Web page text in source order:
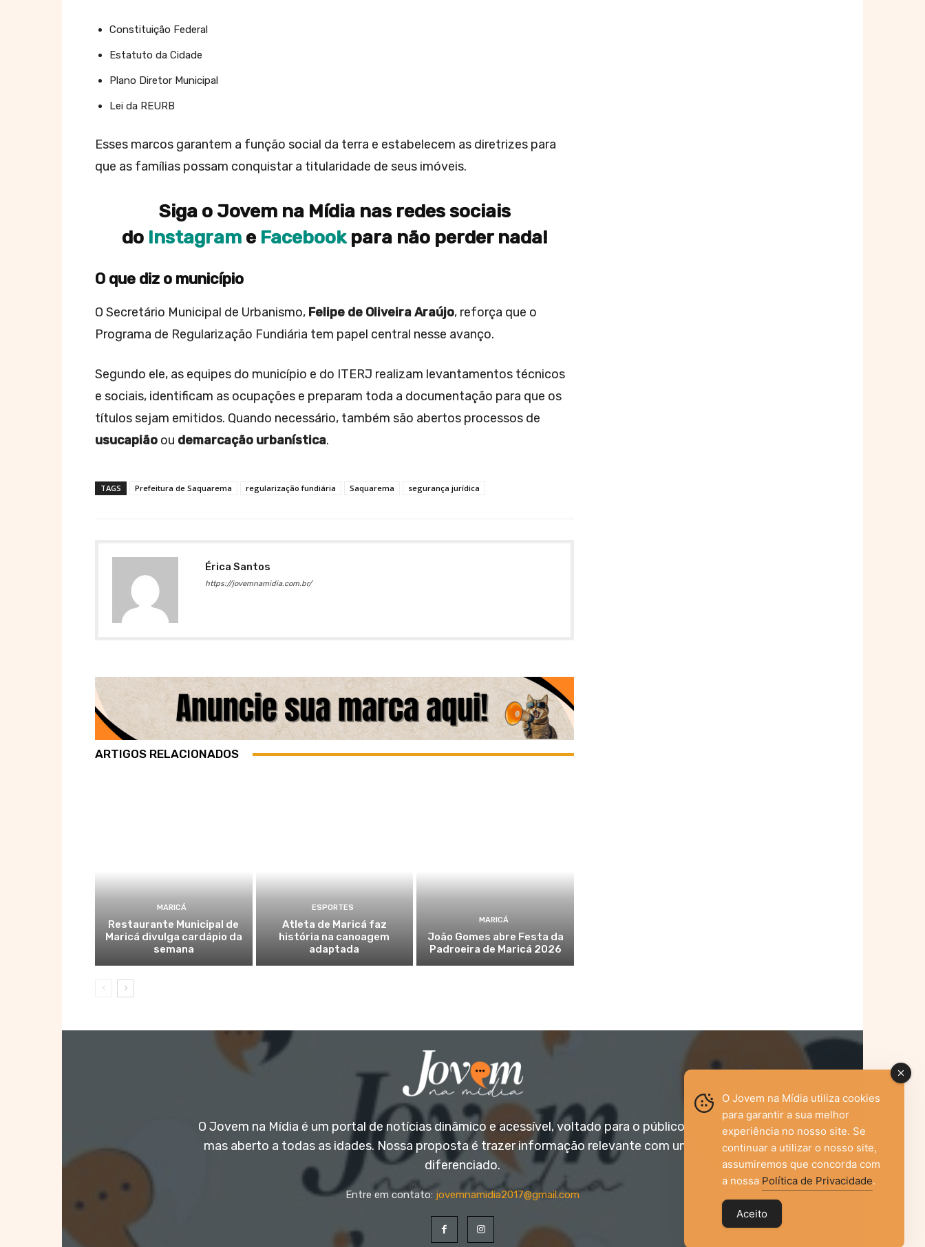
Constituição Federal
Estatuto da Cidade
Plano Diretor Municipal
Lei da REURB
Esses marcos garantem a função social da terra e estabelecem as diretrizes para
que as famílias possam conquistar a titularidade de seus imóveis.
Siga o Jovem na Mídia nas redes sociais
do Instagram e Facebookpara não perder nada!
O que diz o município
O Secretário Municipal de Urbanismo, Felipe de Oliveira Araújo, reforça que o
Programa de Regularização Fundiária tem papel central nesse avanço.
Segundo ele, as equipes do município e do ITERJ realizam levantamentos técnicos
e sociais, identificam as ocupações e preparam toda a documentação para que os
títulos sejam emitidos. Quando necessário, também são abertos processos de
usucapião ou demarcação urbanística.
TAGS Prefeitura de Saquarema regularização fundiária Saquarema segurança jurídica
Érica Santos
https://jovemnamidia.com.br/
ARTIGOS RELACIONADOS
MARICÁ
Restaurante Municipal de
Maricá divulga cardápio da
semana
ESPORTES
Atleta de Maricá faz
história na canoagem
adaptada
MARICÁ
João Gomes abre Festa da
Padroeira de Maricá 2026
O Jovem na Mídia é um portal de notícias dinâmico e acessível, voltado para o público jovem,
mas aberto a todas as idades. Nossa proposta é trazer informação relevante com um olhar
diferenciado.
Entre em contato: jovemnamidia2017@gmail.com
O Jovem na Mídia utiliza cookies
para garantir a sua melhor
experiência no nosso site. Se
continuar a utilizar o nosso site,
assumiremos que concorda com
a nossa Política de Privacidade.
Aceito